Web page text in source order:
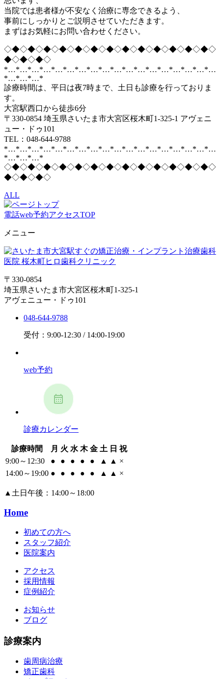
当院では患者様が不安なく治療に専念できるよう、
事前にしっかりとご説明させていただきます。
まずはお気軽にお問い合わせください。
◇◆◇◆◇◆◇◆◇◆◇◆◇◆◇◆◇◆◇◆◇◆◇◆◇◆◇
◆◇◆◇◆◇
*…*…*…*…*…*…*…*…*…*…*…*…*…*…*…*…*…*…
*…*…*…*
診療時間は、平日は夜7時まで、土日も診療を行っておりま
す。
大宮駅西口から徒歩6分
〒330-0854 埼玉県さいたま市大宮区桜木町1-325-1 アヴェニ
ュー・ドゥ101
TEL：048-644-9788
*…*…*…*…*…*…*…*…*…*…*…*…*…*…*…*…*…*…
*…*…*…*
◇◆◇◆◇◆◇◆◇◆◇◆◇◆◇◆◇◆◇◆◇◆◇◆◇◆◇
◆◇◆◇◆◇
ALL
電話web予約アクセスTOP
メニュー
〒330-0854
埼玉県さいたま市大宮区桜木町1-325-1
アヴェニュー・ドゥ101
048-644-9788
受付：9:00-12:30 / 14:00-19:00
web予約
診療カレンダー
診療時間 月 火 水 木 金 土 日 祝
9:00～12:30
● ● ● ● ● ▲ ▲ ×
14:00～19:00 ● ● ● ● ● ▲ ▲ ×
▲ 土日午後：14:00～18:00
Home
初めての方へ
スタッフ紹介
医院案内
アクセス
採用情報
症例紹介
お知らせ
ブログ
診療案内
歯周病治療
矯正歯科